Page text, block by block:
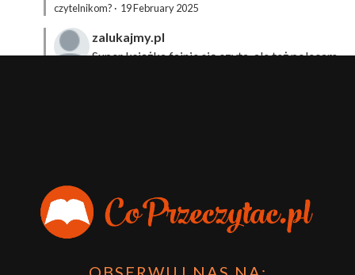
czytelnikom? · 19 February 2025
zalukajmy.pl
Super książka fajnie się czyta, ale też polecam
książki skoro czyta się np na czytniku.
Planer Książkary – ten gadżet powinien mieć każdy
książkoholik!
8 December 2023